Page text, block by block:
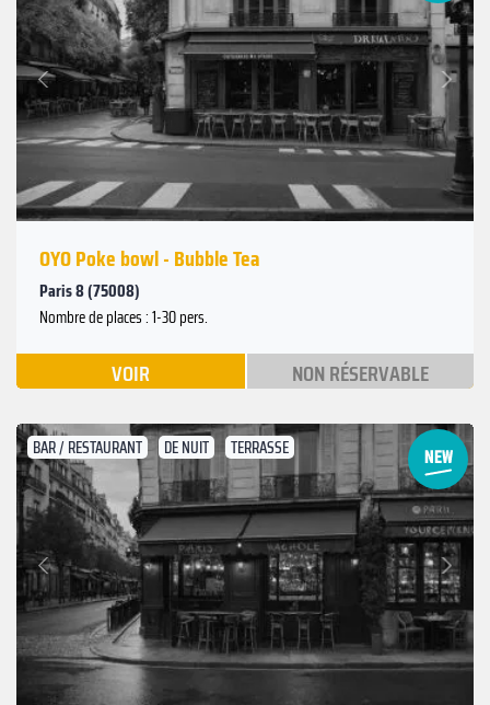
Précédent
Suivant
OYO Poke bowl - Bubble Tea
Paris 8 (75008)
Nombre de places : 1-30 pers.
VOIR NON RÉSERVABLE
BAR / RESTAURANT DE NUIT TERRASSE
Précédent
Suivant